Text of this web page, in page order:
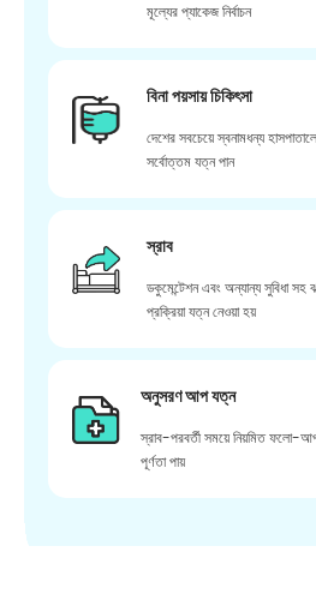
মূল্যের প্যাকেজ নির্বাচন
বিনা পয়সায় চিকিৎসা
দেশের সবচেয়ে স্বনামধন্য
সর্বোত্তম যত্ন পান
স্রাব
ডকুমেন্টেশন এবং অন্যান্য সুবিধা সহ
প্রক্রিয়া যত্ন নেওয়া হয়
অনুসরণ আপ যত্ন
স্রাব-পরবর্তী সময়ে নিয়মিত ফলো-
পূর্ণতা পায়